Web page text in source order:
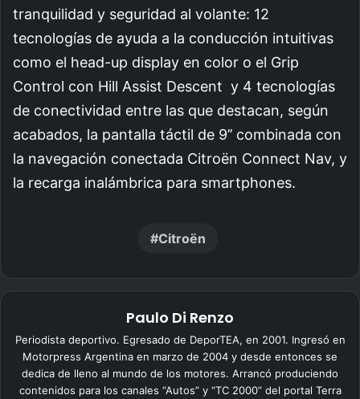
tranquilidad y seguridad al volante: 12
tecnologías de ayuda a la conducción intuitivas
como el head-up display en color o el Grip
Control con Hill Assist Descent y 4 tecnologías
de conectividad entre las que destacan, según
acabados, la pantalla táctil de 9’’ combinada con
la navegación conectada Citroën Connect Nav, y
la recarga inalámbrica para smartphones.
Citroën
Paulo Di Renzo
Periodista deportivo. Egresado de DeporTEA, en 2001. Ingresó en
Motorpress Argentina en marzo de 2004 y desde entonces se
dedica de lleno al mundo de los motores. Arrancó produciendo
contenidos para los canales “Autos” y “TC 2000” del portal Terra